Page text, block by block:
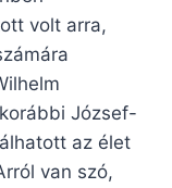
volt arra,
József-
az élet
van szó,